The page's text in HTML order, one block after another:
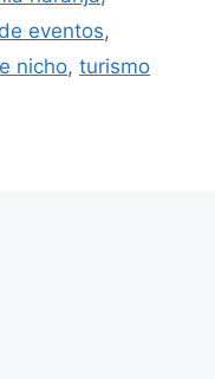
eventos,
nicho, turismo